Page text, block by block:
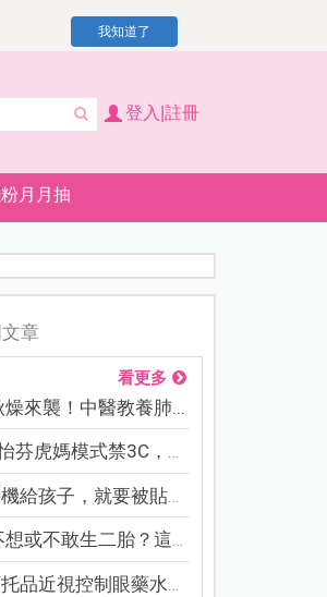
我知道了
登入|註冊
月月抽
章
看更多
來襲！中醫教養肺...
虎媽模式禁3C，看...
給孩子，就要被貼「...
或不敢生二胎？這8...
品近視控制眼藥水納...